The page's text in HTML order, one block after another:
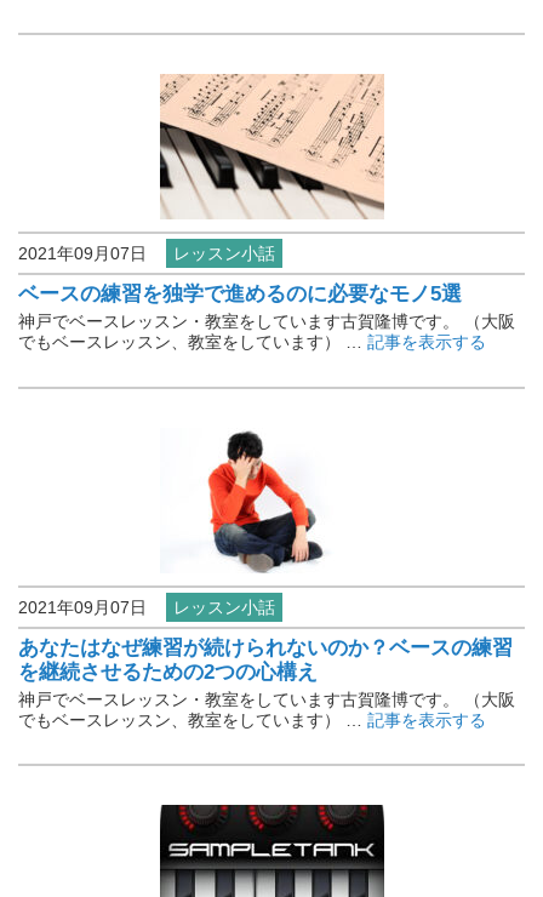
2021年09月07日 レッスン小話
ベースの練習を独学で進めるのに必要なモノ5選
神戸でベースレッスン・教室をしています古賀隆博です。 （大阪
でもベースレッスン、教室をしています） …
記事を表示する
2021年09月07日 レッスン小話
あなたはなぜ練習が続けられないのか？ベースの練習
を継続させるための2つの心構え
神戸でベースレッスン・教室をしています古賀隆博です。 （大阪
でもベースレッスン、教室をしています） …
記事を表示する